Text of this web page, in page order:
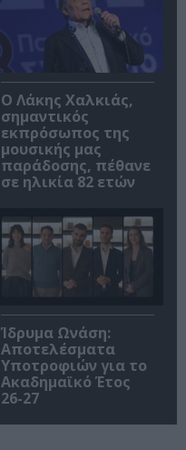
Ο Λάκης Χαλκιάς,
σημαντικός
εκπρόσωπος της
μουσικής μας
παράδοσης, πέθανε
σε ηλικία 82 ετών
Ίδρυμα Ωνάση:
Αποτελέσματα
Υποτροφιών για το
Ακαδημαϊκό Έτος
26-27